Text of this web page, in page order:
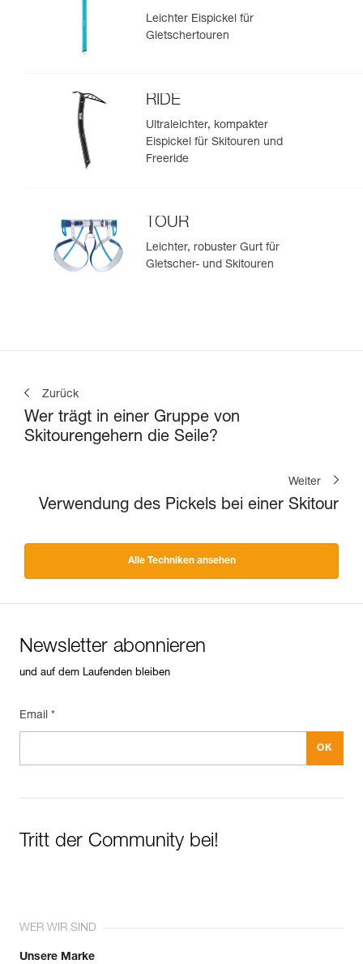
Leichter Eispickel für
Gletschertouren
RIDE
Ultraleichter, kompakter
Eispickel für Skitouren und
Freeride
TOUR
Leichter, robuster Gurt für
Gletscher- und Skitouren
Zurück
Wer trägt in einer Gruppe von
Skitourengehern die Seile?
Weiter
Verwendung des Pickels bei einer Skitour
Alle Techniken ansehen
Newsletter abonnieren
und auf dem Laufenden bleiben
Email *
Tritt der Community bei!
WER WIR SIND
Unsere Marke